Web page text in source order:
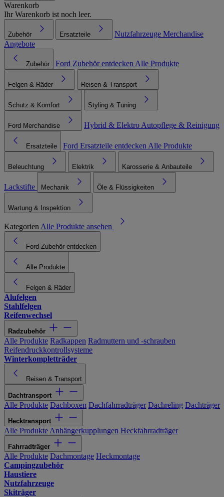
Warenkorb
Ihr Warenkorb ist noch leer.
Zubehör Ersatzteile Nutzfahrzeuge Merchandise
Angebote
Zubehör Ford Zubehör entdecken Alle Produkte
Felgen & Räder Reisen & Transport
Schutz & Komfort Styling & Tuning
Ford Merchandise Hybrid & Elektro Autopflege & Reinigung
Ersatzteile Ford Ersatzteile entdecken Alle Produkte
Beleuchtung Elektrik Karosserie & Anbauteile
Lackstifte Mechanik Öle & Flüssigkeiten
Wartung & Inspektion
Kategorien Alle Produkte ansehen
Ford Zubehör entdecken
Alle Produkte
Felgen & Räder
Alufelgen
Stahlfelgen
Reifenwechsel
Radzubehör
Alle Produkte Radkappen Radmuttern und -schrauben
Reifendruckkontrollsysteme
Winterkompletträder
Reisen & Transport
Dachtransport
Alle Produkte Dachboxen Dachfahrradträger Dachreling Dachträger
Hecktransport
Alle Produkte Anhängerkupplungen Heckfahrradträger
Fahrradträger
Alle Produkte Dachmontage Heckmontage
Campingzubehör
Haustiere
Nutzfahrzeuge
Skiträger